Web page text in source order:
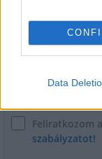
Data
E-mail cím
Feliratkozom
szabályzatot!